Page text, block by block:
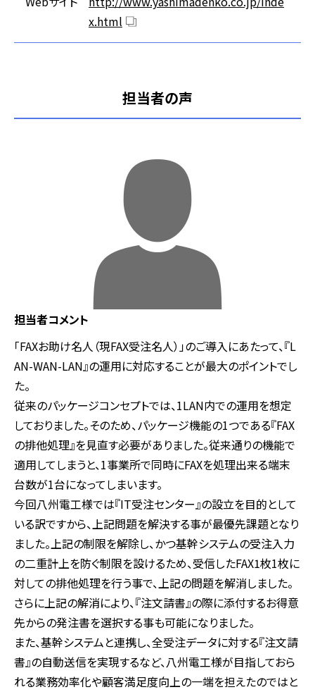
x.html
担当者の声
担当者コメント
「FAXお助け名人（現FAX受注名人）」のご導入にあたって、『L
AN-WAN-LAN』の運用に対応することが最大のポイントでし
た。
従来のパッケージコンセプトでは、1LAN内での運用を想定
しておりました。そのため、パッケージ機能の1つである『FAX
の排他処理』を見直す必要がありました。従来通りの機能で
適用してしまうと、1事業所で同時にFAXを処理出来る端末
台数が1台になってしまいます。
今回八州電工様では『IT受注センター』の設立を目的として
いる訳ですから、上記問題を解決する事が最優先課題となり
ました。上記の制限を解除し、かつ基幹システムの受注入力
の二重計上を防ぐ制限を設けるため、受信したFAX1枚1枚に
対しての排他処理を行う事で、上記の問題を解消しました。
さらに上記の解消により、『注文請書』の際に添付するお得意
先からの発注書を選択する事も可能になりました。
また、基幹システムと連携し、全受注データに対する『注文請
書』の自動送信を実現するなど、八州電工様が目指しておら
れる業務効率化や顧客満足度向上の一端を担えたのではと